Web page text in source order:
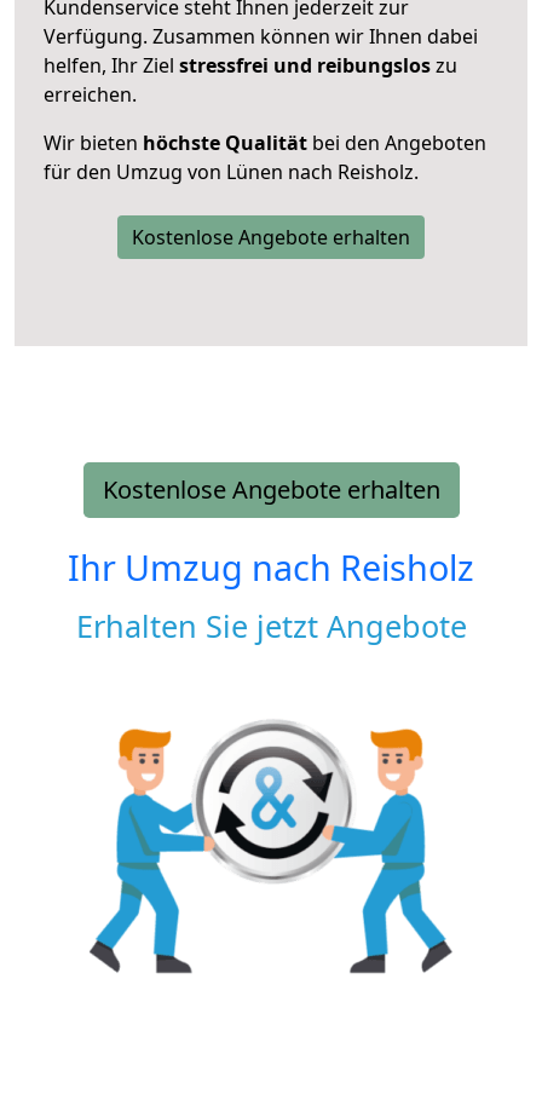
Kundenservice steht Ihnen jederzeit zur
Verfügung. Zusammen können wir Ihnen dabei
helfen, Ihr Ziel stressfrei und reibungsloszu
erreichen.
Wir bieten höchste Qualität bei den Angeboten
für den Umzug von Lünen nach Reisholz.
Kostenlose Angebote erhalten
Kostenlose Angebote erhalten
Ihr Umzug nach Reisholz
Erhalten Sie jetzt Angebote